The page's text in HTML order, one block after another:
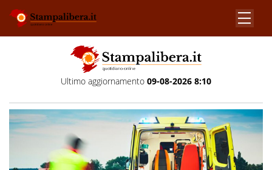
Ultimo aggiornamento 09-08-2026 8:10